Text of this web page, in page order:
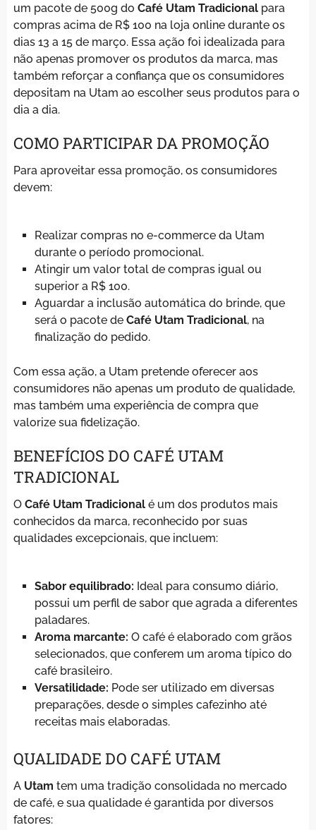
um pacote de 500g do Café Utam Tradicionalpara
compras acima de R$ 100 na loja online durante os
dias 13 a 15 de março. Essa ação foi idealizada para
não apenas promover os produtos da marca, mas
também reforçar a confiança que os consumidores
depositam na Utam ao escolher seus produtos para o
dia a dia.
COMO PARTICIPAR DA PROMOÇÃO
Para aproveitar essa promoção, os consumidores
devem:
Realizar compras no e-commerce da Utam
durante o período promocional.
Atingir um valor total de compras igual ou
superior a R$ 100.
Aguardar a inclusão automática do brinde, que
será o pacote de Café Utam Tradicional, na
finalização do pedido.
Com essa ação, a Utam pretende oferecer aos
consumidores não apenas um produto de qualidade,
mas também uma experiência de compra que
valorize sua fidelização.
BENEFÍCIOS DO CAFÉ UTAM
TRADICIONAL
O Café Utam Tradicionalé um dos produtos mais
conhecidos da marca, reconhecido por suas
qualidades excepcionais, que incluem:
Sabor equilibrado: Ideal para consumo diário,
possui um perfil de sabor que agrada a diferentes
paladares.
Aroma marcante: O café é elaborado com grãos
selecionados, que conferem um aroma típico do
café brasileiro.
Versatilidade: Pode ser utilizado em diversas
preparações, desde o simples cafezinho até
receitas mais elaboradas.
QUALIDADE DO CAFÉ UTAM
A Utam tem uma tradição consolidada no mercado
de café, e sua qualidade é garantida por diversos
fatores: